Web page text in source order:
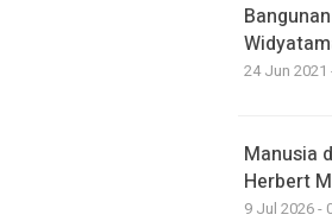
24 Jun 2021
Manusia
Herbert
9 Jul 2026 -